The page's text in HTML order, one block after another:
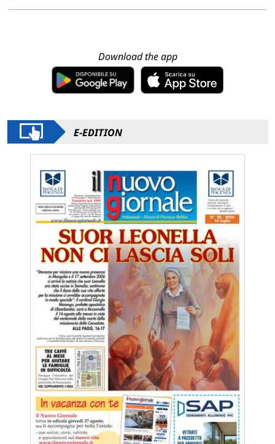
Download the app
E-EDITION